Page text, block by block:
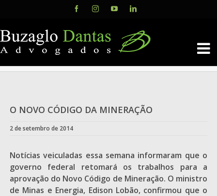
content
FacebookInstagramYouTubeLinkedIn
O NOVO CÓDIGO DA MINERAÇÃO
2 de setembro de 2014
Notícias veiculadas essa semana informaram que o
governo federal retomará os trabalhos para a
aprovação do Novo Código de Mineração. O ministro
de Minas e Energia, Edison Lobão, confirmou que o